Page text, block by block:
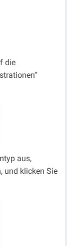
die
aus,
und klicken Sie